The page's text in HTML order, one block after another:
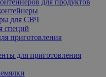
для СВЧ
специй
приготовления
для приготовления